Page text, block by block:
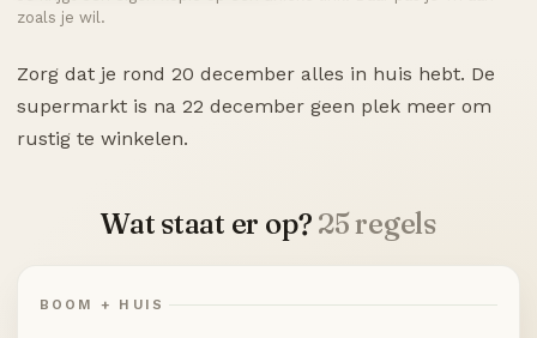
zoals je wil.
Zorg dat je rond 20 december alles in huis hebt. De
supermarkt is na 22 december geen plek meer om
rustig te winkelen.
Wat staat er op? 25 regels
BOOM + HUIS